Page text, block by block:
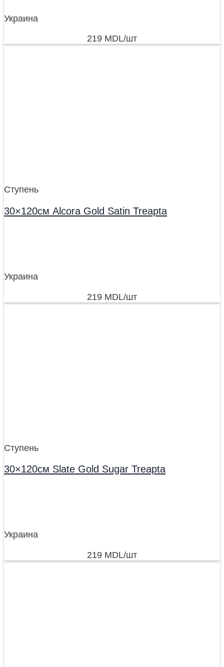
Украина
219 MDL/шт
Ступень
30×120см Alcora Gold Satin Treapta
Украина
219 MDL/шт
Ступень
30×120см Slate Gold Sugar Treapta
Украина
219 MDL/шт